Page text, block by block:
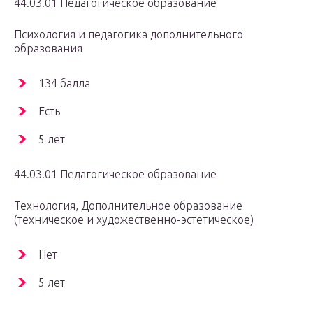
44.03.01 Педагогическое образование
Психология и педагогика дополнительного
образования
134 балла
Есть
5 лет
44.03.01 Педагогическое образование
Технология, Дополнительное образование
(техническое и художественно-эстетическое)
Нет
5 лет